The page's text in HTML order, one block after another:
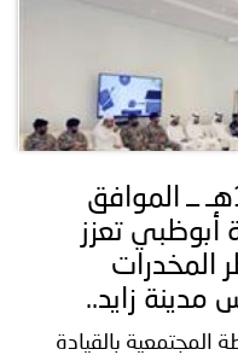
الإمارات ـ 1448/02/06هـ ــ الموافق
شرطة أبوظبي تعزز
المخدرات
مدينة زايد..
المجتمعية بالقيادة